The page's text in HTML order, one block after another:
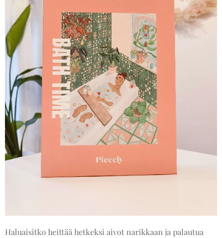
Haluaisitko heittää hetkeksi aivot narikkaan ja palautua